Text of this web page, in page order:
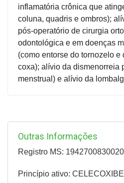
inflamatória crônica que
coluna, quadris e ombros);
pós-operatório de cirurgia
odontológica e em doenças
(como entorse do tornozelo e
coxa); alívio da dismenorreia
menstrual) e alívio da
Outras Informações
Registro MS: 1942700830020
Princípio ativo: CELECOXIBE